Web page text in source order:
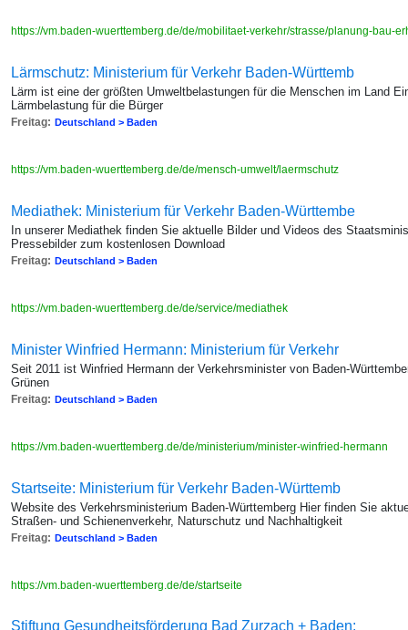
https://vm.baden-wuerttemberg.de/de/mobilitaet-verkehr/strasse/planung-bau-
Lärmschutz: Ministerium für Verkehr Baden-Württemb
Lärm ist eine der größten Umweltbelastungen für die Menschen im Land
Lärmbelastung für die Bürger
Freitag: Deutschland > Baden
https://vm.baden-wuerttemberg.de/de/mensch-umwelt/laermschutz
Mediathek: Ministerium für Verkehr Baden-Württembe
In unserer Mediathek finden Sie aktuelle Bilder und Videos des
Pressebilder zum kostenlosen Download
Freitag: Deutschland > Baden
https://vm.baden-wuerttemberg.de/de/service/mediathek
Minister Winfried Hermann: Ministerium für Verkehr
Seit 2011 ist Winfried Hermann der Verkehrsminister von Baden-
Grünen
Freitag: Deutschland > Baden
https://vm.baden-wuerttemberg.de/de/ministerium/minister-winfried-hermann
Startseite: Ministerium für Verkehr Baden-Württemb
Website des Verkehrsministerium Baden-Württemberg Hier finden Sie
Straßen- und Schienenverkehr, Naturschutz und Nachhaltigkeit
Freitag: Deutschland > Baden
https://vm.baden-wuerttemberg.de/de/startseite
Stiftung Gesundheitsförderung Bad Zurzach + Baden: